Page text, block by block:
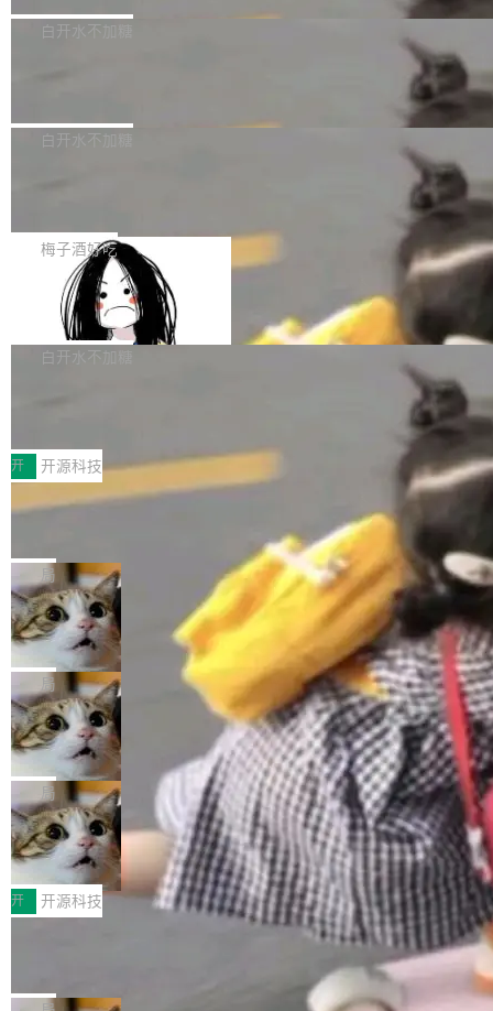
员工参与设立的专项资产管理计划。其中，Dee
获配9...
一个回归问题，该问题导致拉取镜像时会拒绝包
题，该问题可能导致在旧版 Linux 内核...
e 孵化器项目管理委员会（IPMC）投票中获得
P）！这一里程碑不仅标志着 Fluss 迈入新的发
白开水不加糖
长期停止内容更新，未能实现其作为“AI版维基百
提交的编辑请求也长期处于待处理状态。 Groki
pedia 于去年底上线，定位为由人工智能生成内
容的百科平台，被马斯克视为传统众包百科网站
维基百科的替代方案。Lawfare 调查发现，无论
热门页面还是低关注度页面，均未出现近期更
白开水不加糖
是这样的：配 MessageSource 的 Bean、写 R
eloadableResourceBundleMessageSource、
声明 LocaleResolver、注册 LocaleChangeInt
erceptor…五六步之后才能看到第一行翻译文
本。 Solon 换了个方式。整个 i18n 模块围绕三
梅子酒好吃
Apache Doris 4.1 全面增强 Iceberg：
支持 UPDATE、MERGE INTO 与 Iceb
erg V3
Apache Doris 4.1 要补齐的，正是缺失的那一
半。在已有查询能力的基础上，Doris 进一步支
常维护操作，并完整支持 Iceberg V3 格式。
白开水不加糖
村国家自主创新示范区会议中心开幕。本届大会
由中关村智联软件服务业质量创新联盟主办，以
“智构可信·质创未来——AI原生时代的质量新范
式”为主题，直面AI从实验室走向规模化产业落地
的核心质量命题。会上，《2026智能研发生产力
工具选型手册》发布，Testin云测的Testin XAge
nt智能测试系统入选AI测试领域代表产品。对CI
O而言，这提示了一个转变：AI测试正在从效率
工具升级为企业的质量基础设施。 CIO面对的新
现实 过去两年，CIO们的焦虑清单上多了两项：
一是如何让大模型和智能体应用安全地从PoC走
向生产，二是如何让测试团队跟得上AI应用...
开 开源科技
让非法状态不可表示：一篇关于 ADT
有一种东西，一旦用过就回不去了。Alex Fedos
eev 管它叫"软件设计的基石"。 他说的东西不新
鲜——代数数据类型（ADT），尤其是和类型
（sum type）。但他说清楚了一件事：这不是类
型系统的学术体操，是日常编码的思维方式。 文
章从一个简单的例子切入。一个网站的深色主题
设置，如果用布尔值 + 可空字段来表示——bool
ean 表示是否可切换，nullable 的默认模式、浅
色方案、深色方案——会产生大量无意义的组
合。方案缺了、配置冲突了、全 null 了。要知道
哪些组合有效，作者说，你得靠"文档、校验、或
者部落知识"。 换个写法。Rust 的 enum，两个
变体：Switchable...
局
Cloudflare 开源内部企业 AI 平台 Clou
dflare OS
Cloudflare 发布了一个开源项目 Cloudflare O
S。如果你只看官方博客，你会觉得这是又一
个"AI 知识库 + 聊天机器人"——每个大厂都在
做，没什么新鲜的。 但 Kenton Varda 在 Twitte
r 上把事情说清楚了： 今天我们发布了 Cloudfla
re OS，一个带连接器的聊天机器人，跟其他所
有科技公司做的一样。只不过，实际上它不一
样。这是 Sandstorm.io 的重制版，我十年前的
那个创业公司。不同的是，这次它构建在 Cloudf
lare Workers 上——我花了九年时间搭建的平台
——并且深度集成了 AI。这基本上是我十年秘密
局
Deno 团队开源 Celld，可自托管的分
布式 Durable Objects
Ryan Dahl 领导的 Deno 团队推出了最新开源项
目 Celld，一个能在自己机器上运行 Cloudflare
Workers 和 Durable Objects 的守护进程。 设
计思路很直接：每个对象是一个独立的 SQLite
数据库，按名称寻址，复制到你自己的 S3 兼容
存储库里。节点之间只通过这个存储库协调——
没有控制平面，没有共识协议。每个对象自带一
个小型数据库，应用天然按分片构建，单个数据
库的竞争和爆炸半径问题在设计层面就被消除
了。 闲置的 cell 会休眠到几乎不占资源。当 cel
局
鲁大师7月新机性能/流畅/AI榜：vivo夺
性能、流畅双第一，三星Galaxy Z系列
新折叠缺席
2026年7月的手机市场，由于存储等硬件成本暴
增，手机厂商的日子也不好过啊，新机速度明显
放缓，因此硝烟味淡了许多。新机参数规格除开
Fold8 / Z Flip8）外，其余要么是中低端机器，
例如iQOO Z11i、REDMI Note 17、REDMI No
开 开源科技
Zed 编辑器团队发布了新项目——DeltaDB，一
个在 git commit 之间记录每一次编辑操作的版